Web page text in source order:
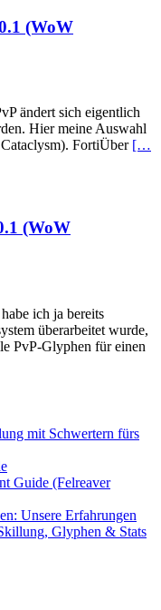
(WoW
ändert sich eigentlich
Hier meine Auswahl
FortiÜber […
(WoW
ich ja bereits
überarbeitet wurde,
PvP-Glyphen für einen
mit Schwertern fürs
Guide (Felreaver
Unsere Erfahrungen
Glyphen & Stats